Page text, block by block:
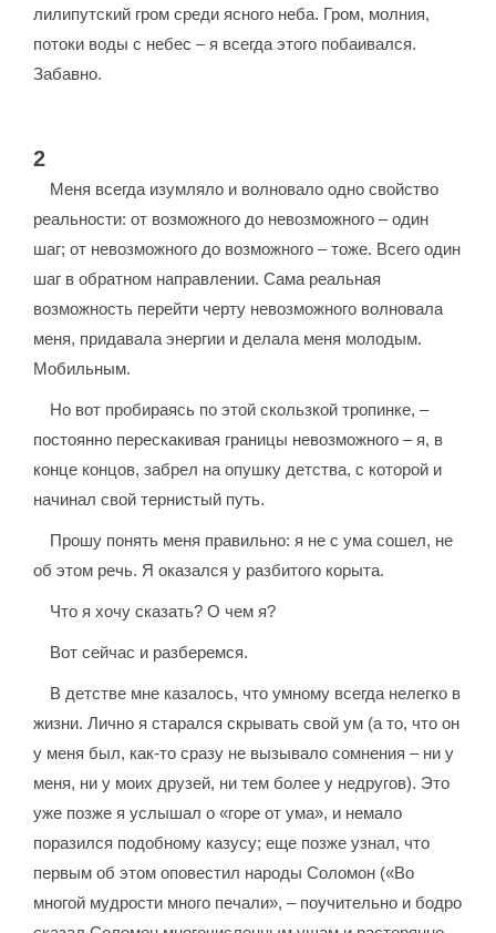
лилипутский гром среди ясного неба. Гром, молния,
потоки воды с небес – я всегда этого побаивался.
Забавно.
2
Меня всегда изумляло и волновало одно свойство
реальности: от возможного до невозможного – один
шаг; от невозможного до возможного – тоже. Всего один
шаг в обратном направлении. Сама реальная
возможность перейти черту невозможного волновала
меня, придавала энергии и делала меня молодым.
Мобильным.
Но вот пробираясь по этой скользкой тропинке, –
постоянно перескакивая границы невозможного – я, в
конце концов, забрел на опушку детства, с которой и
начинал свой тернистый путь.
Прошу понять меня правильно: я не с ума сошел, не
об этом речь. Я оказался у разбитого корыта.
Что я хочу сказать? О чем я?
Вот сейчас и разберемся.
В детстве мне казалось, что умному всегда нелегко в
жизни. Лично я старался скрывать свой ум (а то, что он
у меня был, как-то сразу не вызывало сомнения – ни у
меня, ни у моих друзей, ни тем более у недругов). Это
уже позже я услышал о «горе от ума», и немало
поразился подобному казусу; еще позже узнал, что
первым об этом оповестил народы Соломон («Во
многой мудрости много печали», – поучительно и бодро